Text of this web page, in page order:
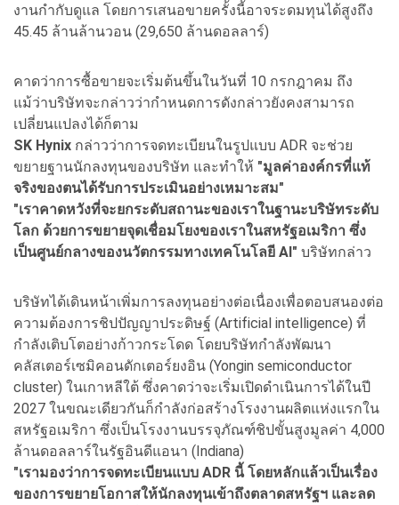
งานกำกับดูแล โดยการเสนอขายครั้งนี้อาจระดมทุนได้สูงถึง
45.45 ล้านล้านวอน (29,650 ล้านดอลลาร์)
คาดว่าการซื้อขายจะเริ่มต้นขึ้นในวันที่ 10 กรกฎาคม ถึง
แม้ว่าบริษัทจะกล่าวว่ากำหนดการดังกล่าวยังคงสามารถ
เปลี่ยนแปลงได้ก็ตาม
SK Hynix กล่าวว่าการจดทะเบียนในรูปแบบ ADR จะช่วย
ขยายฐานนักลงทุนของบริษัท และทำให้ "มูลค่าองค์กรที่แท้
จริงของตนได้รับการประเมินอย่างเหมาะสม"
"เราคาดหวังที่จะยกระดับสถานะของเราในฐานะบริษัทระดับ
โลก ด้วยการขยายจุดเชื่อมโยงของเราในสหรัฐอเมริกา ซึ่ง
เป็นศูนย์กลางของนวัตกรรมทางเทคโนโลยี AI" บริษัทกล่าว
บริษัทได้เดินหน้าเพิ่มการลงทุนอย่างต่อเนื่องเพื่อตอบสนองต่อ
ความต้องการชิปปัญญาประดิษฐ์ (Artificial intelligence) ที่
กำลังเติบโตอย่างก้าวกระโดด โดยบริษัทกำลังพัฒนา
คลัสเตอร์เซมิคอนดักเตอร์ยงอิน (Yongin semiconductor
cluster) ในเกาหลีใต้ ซึ่งคาดว่าจะเริ่มเปิดดำเนินการได้ในปี
2027 ในขณะเดียวกันก็กำลังก่อสร้างโรงงานผลิตแห่งแรกใน
สหรัฐอเมริกา ซึ่งเป็นโรงงานบรรจุภัณฑ์ชิปขั้นสูงมูลค่า 4,000
ล้านดอลลาร์ในรัฐอินดีแอนา (Indiana)
"เรามองว่าการจดทะเบียนแบบ ADR นี้ โดยหลักแล้วเป็นเรื่อง
ของการขยายโอกาสให้นักลงทุนเข้าถึงตลาดสหรัฐฯ และลด